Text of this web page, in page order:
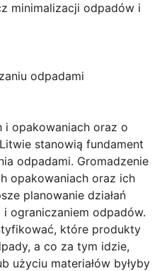
minimalizacji odpadów i
odpadami
i opakowaniach oraz o
stanowią fundament
odpadami. Gromadzenie
opakowaniach oraz ich
planowanie działań
ograniczaniem odpadów.
które produkty
a co za tym idzie,
użyciu materiałów byłyby